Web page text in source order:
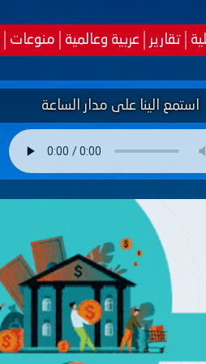
تقارير عربية وعالمية منوعات
استمع الينا على مدار الساعة